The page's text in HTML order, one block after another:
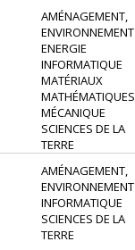
AMÉNAGEMENT,
ENVIRONNEMENT
ENERGIE
INFORMATIQUE
MATÉRIAUX
MATHÉMATIQUES
MÉCANIQUE
SCIENCES DE LA
TERRE
AMÉNAGEMENT,
ENVIRONNEMENT
INFORMATIQUE
SCIENCES DE LA
TERRE